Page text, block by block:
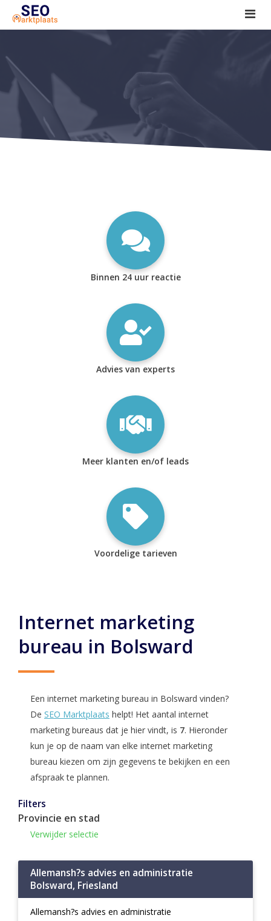
SEO tools reviews
Marketeer bij jou in de buurt?
Offerte
1. Seo voor beginners +
2. Onderzoeken +
Binnen 24 uur reactie
Advies van experts
Meer klanten en/of leads
Voordelige tarieven
Internet marketing
bureau in Bolsward
Een internet marketing bureau in Bolsward vinden?
De SEO Marktplaats helpt! Het aantal internet
marketing bureaus dat je hier vindt, is 7. Hieronder
kun je op de naam van elke internet marketing
bureau kiezen om zijn gegevens te bekijken en een
afspraak te plannen.
Filters
Provincie en stad
Verwijder selectie
Allemansh?s advies en administratie
Bolsward, Friesland
Allemansh?s advies en administratie